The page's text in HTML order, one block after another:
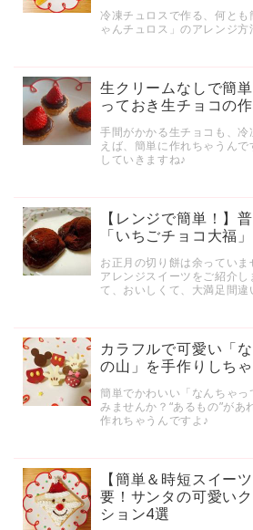
冷凍チュロスで作る、何と
ゃんチュロス」のアレンジ方
生クリームなしで簡
っておき生チョコの
手間がかかる生チョコも、冷
えば、簡単に作れちゃうん
していきますね♪
【レンジで簡単！】
「いちごチョコ大福
お正月の切り餅は余ってい
アレンジスイーツをご紹介し
て、おいしくて、大満足間
カラフルで可愛い「
の山」を手作りしち
簡単でかわいい「なんちゃ
みませんか？“あるもの”が
作れちゃうんですよ♪
【簡単＆時短スイー
要！サンタの可愛い
ション4選